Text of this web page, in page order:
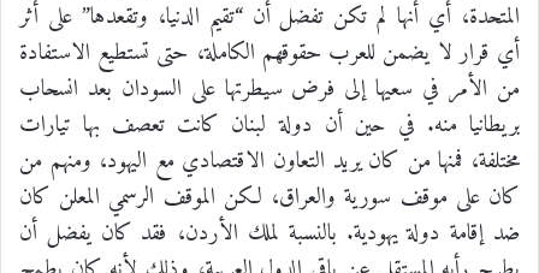
المتحدة، أي أنها لم تكن تفضل أن “تقيم الدنيا، وتقعدها” على أثر
أي قرار لا يضمن للعرب حقوقهم الكاملة، حتى تستطيع الاستفادة
من الأمر في سعيها إلى فرض سيطرتها على السودان بعد انسحاب
بريطانيا منه. في حين أن دولة لبنان كانت تعصف بها تيارات
مختلفة، فمنها من كان يريد التعاون الاقتصادي مع اليهود، ومنهم من
كان على موقف سورية والعراق، لكن الموقف الرسمي المعلن كان
ضد إقامة دولة يهودية. بالنسبة لملك الأردن، فقد كان يفضل أن